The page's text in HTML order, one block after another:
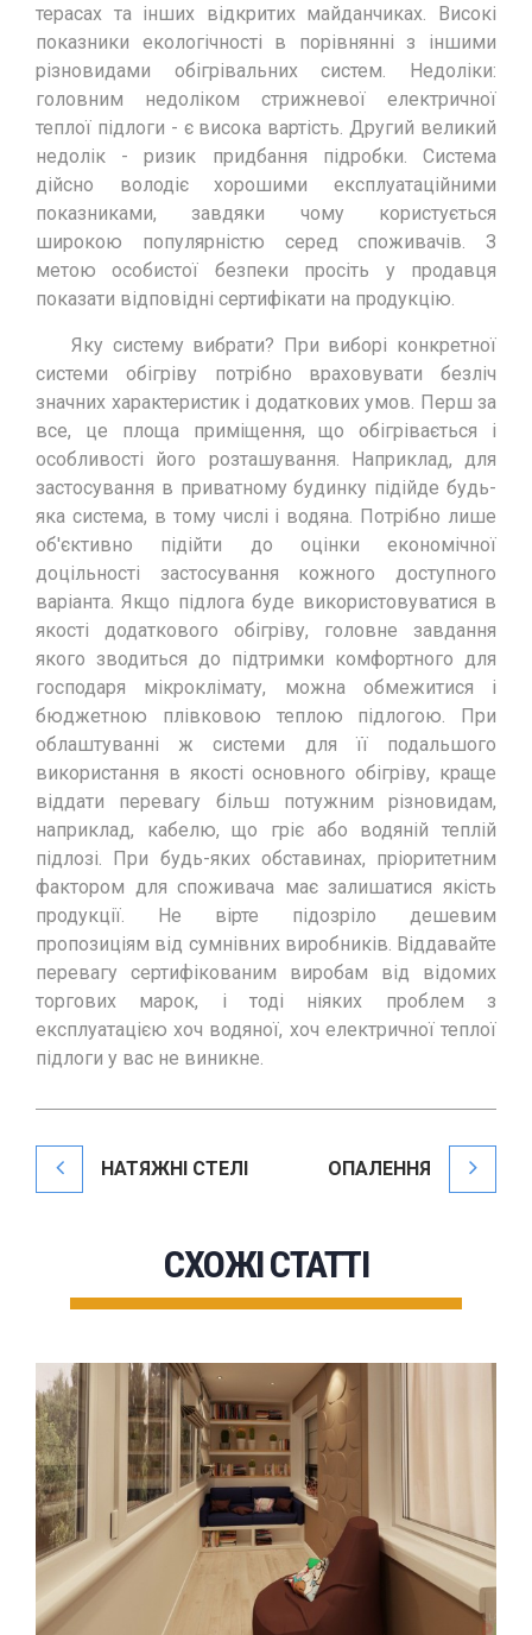
терасах та інших відкритих майданчиках. Високі
показники екологічності в порівнянні з іншими
різновидами обігрівальних систем. Недоліки:
головним недоліком стрижневої електричної
теплої підлоги - є висока вартість. Другий великий
недолік - ризик придбання підробки. Система
дійсно володіє хорошими експлуатаційними
показниками, завдяки чому користується
широкою популярністю серед споживачів. З
метою особистої безпеки просіть у продавця
показати відповідні сертифікати на продукцію.
Яку систему вибрати? При виборі конкретної
системи обігріву потрібно враховувати безліч
значних характеристик і додаткових умов. Перш за
все, це площа приміщення, що обігрівається і
особливості його розташування. Наприклад, для
застосування в приватному будинку підійде будь-
яка система, в тому числі і водяна. Потрібно лише
об'єктивно підійти до оцінки економічної
доцільності застосування кожного доступного
варіанта. Якщо підлога буде використовуватися в
якості додаткового обігріву, головне завдання
якого зводиться до підтримки комфортного для
господаря мікроклімату, можна обмежитися і
бюджетною плівковою теплою підлогою. При
облаштуванні ж системи для її подальшого
використання в якості основного обігріву, краще
віддати перевагу більш потужним різновидам,
наприклад, кабелю, що гріє або водяній теплій
підлозі. При будь-яких обставинах, пріоритетним
фактором для споживача має залишатися якість
продукції. Не вірте підозріло дешевим
пропозиціям від сумнівних виробників. Віддавайте
перевагу сертифікованим виробам від відомих
торгових марок, і тоді ніяких проблем з
експлуатацією хоч водяної, хоч електричної теплої
підлоги у вас не виникне.
НАТЯЖНІ СТЕЛІ ОПАЛЕННЯ
СХОЖІ СТАТТІ